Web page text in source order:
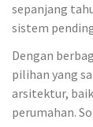
sepanjang
sistem
Dengan
pilihan yang
arsitektur,
perumahan.